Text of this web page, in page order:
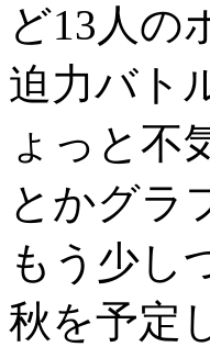
ど13人の
迫力バト
ょっと不
とかグラ
もう少し
秋を予定